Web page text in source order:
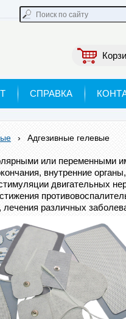
СПРАВКА
› Адгезивные гелевые
или переменными
внутренние
двигательных
различных